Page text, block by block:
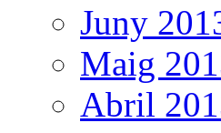
Juny
Maig
Abril